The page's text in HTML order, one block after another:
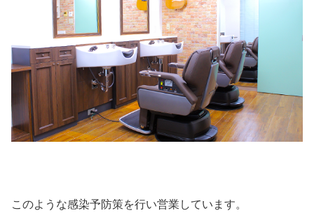
このような感染予防策を行い営業しています。